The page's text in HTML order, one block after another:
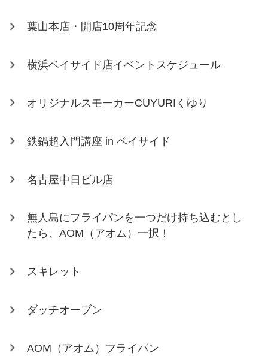
葉山本店・開店10周年記念
横浜ベイサイド店イベントスケジュール
オリジナルスモーカーCUYURIくゆり
鉄鍋超入門講座 in ベイサイド
名古屋中日ビル店
無人島にフライパンを一つだけ持ち込むとし
たら、AOM（アオム）一択！
スキレット
ダッチオーブン
AOM（アオム）フライパン